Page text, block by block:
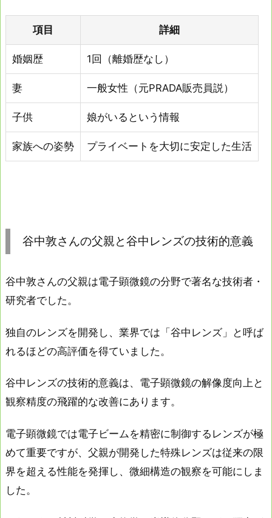
項目 詳細
婚姻歴 1回（離婚歴なし）
妻 一般女性（元PRADA販売員説）
子供 娘がいるという情報
家族への姿勢 プライベートを大切に安定した生活
谷中敦さんの父親と谷中レンズの技術的意義
谷中敦さんの父親は電子顕微鏡の分野で著名な技術者・
研究者でした。
独自のレンズを開発し、業界では「谷中レンズ」と呼ば
れるほどの高評価を得ていました。
谷中レンズの技術的意義は、電子顕微鏡の解像度向上と
観察精度の飛躍的な改善にあります。
電子顕微鏡では電子ビームを精密に制御するレンズが極
めて重要ですが、父親が開発した特殊レンズは従来の限
界を超える性能を発揮し、微細構造の観察を可能にしま
した。